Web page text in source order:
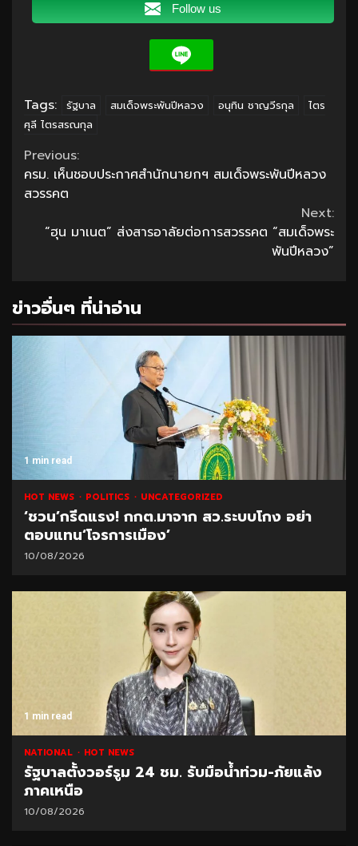
Follow us
Tags: รัฐบาล สมเด็จพระพันปีหลวง อนุทิน ชาญวีรกุล
ไตร
ศุลี ไตรสรณกุล
Continue
Reading
Previous:
ครม. เห็นชอบประกาศสำนักนายกฯ สมเด็จพระพันปีหลวง
สวรรคต
Next:
“ฮุน มาเนต” ส่งสารอาลัยต่อการสวรรคต “สมเด็จพระ
พันปีหลวง”
ข่าวอื่นๆ ที่น่าอ่าน
1 min read
HOT NEWS POLITICS UNCATEGORIZED
‘ชวน’กรีดแรง! กกต.มาจาก สว.ระบบโกง อย่า
ตอบแทน‘โจรการเมือง’
10/08/2026
1 min read
NATIONAL HOT NEWS
รัฐบาลตั้งวอร์รูม 24 ชม. รับมือน้ำท่วม-ภัยแล้ง
ภาคเหนือ
10/08/2026